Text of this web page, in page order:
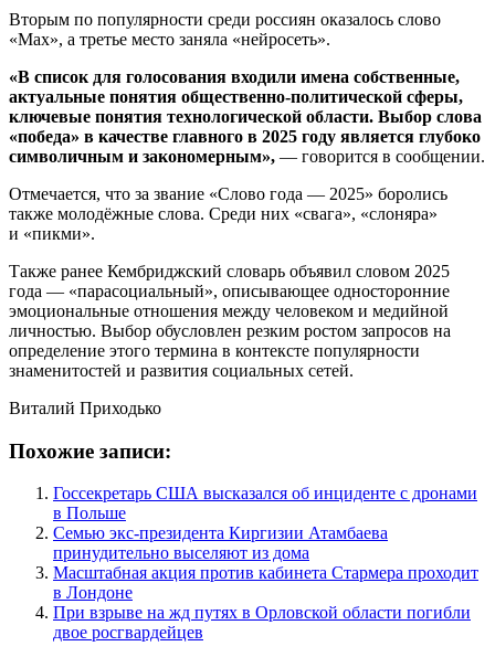
Вторым по популярности среди россиян оказалось слово
«Max», а третье место заняла «нейросеть».
«В список для голосования входили имена собственные,
актуальные понятия общественно-политической сферы,
ключевые понятия технологической области. Выбор слова
«победа» в качестве главного в 2025 году является глубоко
символичным и закономерным», — говорится в сообщении.
Отмечается, что за звание «Слово года — 2025» боролись
также молодёжные слова. Среди них «свага», «слоняра»
и «пикми».
Также ранее Кембриджский словарь объявил словом 2025
года — «парасоциальный», описывающее односторонние
эмоциональные отношения между человеком и медийной
личностью. Выбор обусловлен резким ростом запросов на
определение этого термина в контексте популярности
знаменитостей и развития социальных сетей.
Виталий Приходько
Похожие записи:
Госсекретарь США высказался об инциденте с дронами
в Польше
Семью экс-президента Киргизии Атамбаева
принудительно выселяют из дома
Масштабная акция против кабинета Стармера проходит
в Лондоне
При взрыве на жд путях в Орловской области погибли
двое росгвардейцев